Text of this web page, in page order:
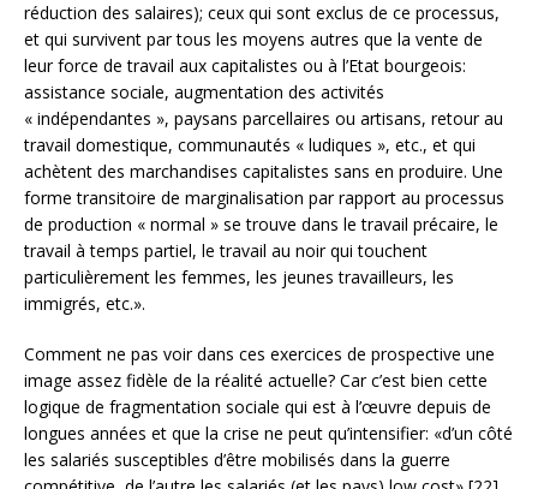
réduction des salaires); ceux qui sont exclus de ce processus,
et qui survivent par tous les moyens autres que la vente de
leur force de travail aux capitalistes ou à l’Etat bourgeois:
assistance sociale, augmentation des activités
« indépendantes », paysans parcellaires ou artisans, retour au
travail domestique, communautés « ludiques », etc., et qui
achètent des marchandises capitalistes sans en produire. Une
forme transitoire de marginalisation par rapport au processus
de production « normal » se trouve dans le travail précaire, le
travail à temps partiel, le travail au noir qui touchent
particulièrement les femmes, les jeunes travailleurs, les
immigrés, etc.».
Comment ne pas voir dans ces exercices de prospective une
image assez fidèle de la réalité actuelle? Car c’est bien cette
logique de fragmentation sociale qui est à l’œuvre depuis de
longues années et que la crise ne peut qu’intensifier: «d’un côté
les salariés susceptibles d’être mobilisés dans la guerre